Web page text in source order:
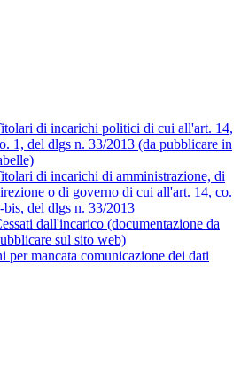
di incarichi politici di cui all'art. 14,
1, del dlgs n. 33/2013 (da pubblicare in
di incarichi di amministrazione, di
o di governo di cui all'art. 14, co.
bis, del dlgs n. 33/2013
dall'incarico (documentazione da
sul sito web)
per mancata comunicazione dei dati